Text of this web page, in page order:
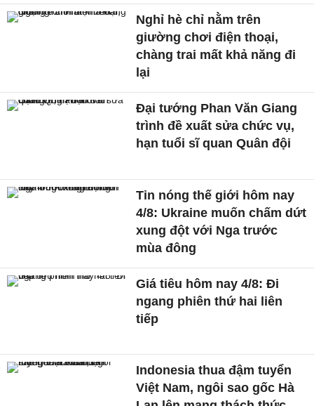
Nghỉ hè chỉ nằm trên
giường chơi điện thoại,
chàng trai mất khả năng đi
lại
Đại tướng Phan Văn Giang
trình đề xuất sửa chức vụ,
hạn tuổi sĩ quan Quân đội
Tin nóng thế giới hôm nay
4/8: Ukraine muốn chấm dứt
xung đột với Nga trước
mùa đông
Giá tiêu hôm nay 4/8: Đi
ngang phiên thứ hai liên
tiếp
Indonesia thua đậm tuyển
Việt Nam, ngôi sao gốc Hà